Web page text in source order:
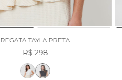
REGATA TAYLA PRETA
R$ 298